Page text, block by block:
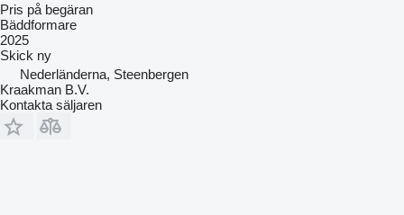
Pris på begäran
Bäddformare
2025
Skick ny
Nederländerna, Steenbergen
Kraakman B.V.
Kontakta säljaren